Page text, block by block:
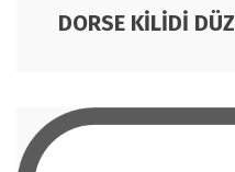
DORSE KİLİDİ DÜZ